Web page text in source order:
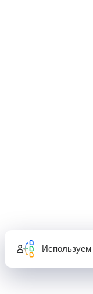
Используем